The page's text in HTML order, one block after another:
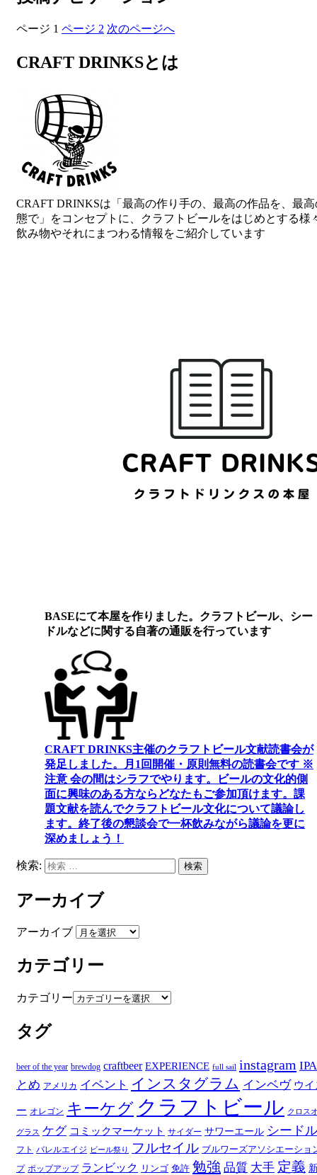
ページ 1 ページ 2 次のページへ
CRAFT DRINKSとは
CRAFT DRINKSは「最高の作り手の、最高の作品を、最
態で」をコンセプトに、クラフトビールをはじめとする様
飲み物やそれにまつわる情報をご紹介しています
BASEにて本屋を作りました。クラフトビール、シー
ドルなどに関する自著の通販を行っています
CRAFT DRINKS主催のクラフトビール文献読書会が
発足しました。
月1回開催・原則無料の読書会です ※
注意 会の間はシラフでやります。
ビールの文化的側
面に興味のある方ならどなたもご参加頂けます。 課
題文献を読んでクラフトビール文化について議論し
ます。 終了後の懇談会で一杯飲みながら議論を更に
深めましょう！
検索: 検索
アーカイブ
アーカイブ
カテゴリー
カテゴリー
タグ
beer of the year brewdog craftbeer EXPERIENCE full sail instagram IPA
とめ アメリカ イベント インスタグラム インベヴ ウ
ー オレゴン キーケグ クラフトビール クロス
グラス ケグ コミックマーケット サイダー サワーエール シードル
フト バレルエイジ ビール祭り フルセイル ブルワーズアソシエーショ
プ ポップアップ ランビック リンゴ 免許 勉強 品質 大手 定義